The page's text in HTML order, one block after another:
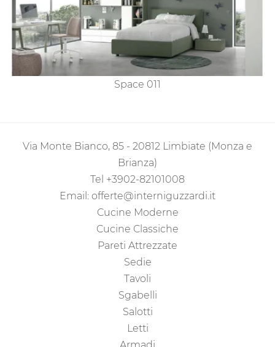
Space 011
Via Monte Bianco, 85 - 20812 Limbiate (Monza e
Brianza)
Tel +3902-82101008
Email: offerte@interniguzzardi.it
Cucine Moderne
Cucine Classiche
Pareti Attrezzate
Sedie
Tavoli
Sgabelli
Salotti
Letti